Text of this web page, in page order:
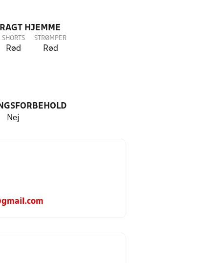
HJEMME
SHORTS
Rød
STRØMPER
Rød
Nej